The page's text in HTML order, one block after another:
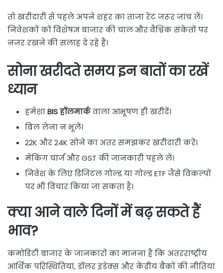
तो खरीदारी से पहले अपने शहर का ताजा रेट जरूर जांच लें।
निवेशकों को विशेषज्ञ बाजार की चाल और वैश्विक संकेतों पर
नजर रखने की सलाह दे रहे हैं।
सोना खरीदते समय इन बातों का रखें
ध्यान
हमेशाBIS हॉलमार्कवाला आभूषण ही खरीदें।
बिल लेना न भूलें।
22K और 24K सोने का अंतर समझकर खरीदारी करें।
मेकिंग चार्ज और GST की जानकारी पहले लें।
निवेश के लिए डिजिटल गोल्ड या गोल्ड ETF जैसे विकल्पों
पर भी विचार किया जा सकता है।
क्या आने वाले दिनों में बढ़ सकते हैं
भाव?
कमोडिटी बाजार के जानकारों का मानना है कि अंतरराष्ट्रीय
आर्थिक परिस्थितियां, डॉलर इंडेक्स और केंद्रीय बैंकों की नीतियां